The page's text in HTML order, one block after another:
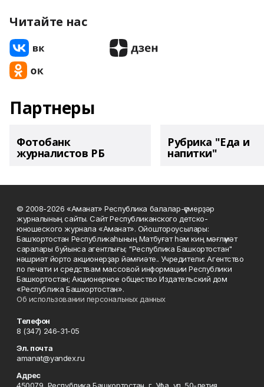
Читайте нас
Партнеры
Фотобанк
журналистов РБ
Рубрика "Еда и
напитки"
© 2008-2026 «Аманат» Республика балалар-үҫмерҙәр
журналының сайты. Сайт Республиканского детско-
юношеского журнала «Аманат». Ойоштороусылары:
Башҡортостан Республикаһының Матбуғат һәм киң мәғлүмәт
саралары буйынса агентлығы; "Республика Башкортостан"
нәшриәт йорто акционерҙар йәмғиәте.. Учредители: Агентство
по печати и средствам массовой информации Республики
Башкортостан; Акционерное общество Издательский дом
«Республика Башкортостан».
Об использовании персональных данных
Телефон
8 (347) 246-31-05
Эл. почта
amanat@yandex.ru
Адрес